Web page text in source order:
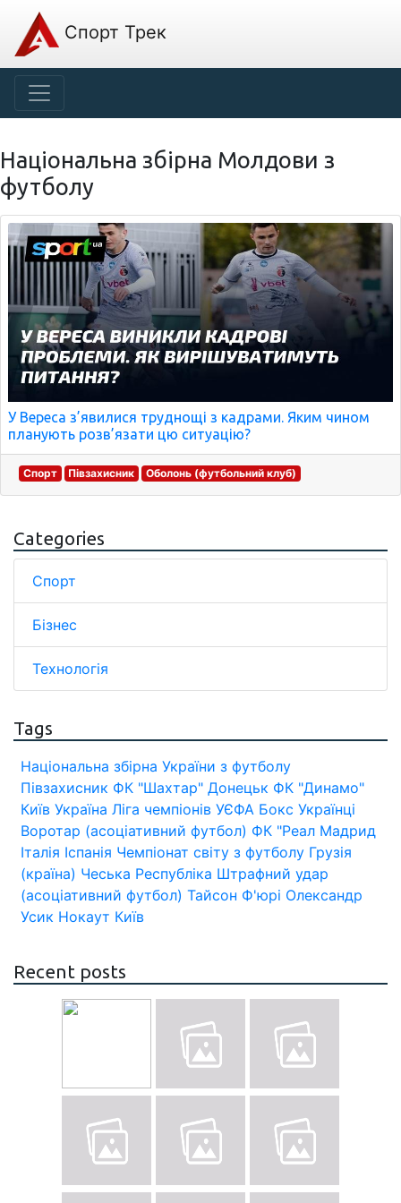
Спорт Трек
Національна збірна Молдови з
футболу
У Вереса з’явилися труднощі з кадрами. Яким чином
планують розв’язати цю ситуацію?
Спорт Півзахисник Оболонь (футбольний клуб)
Categories
Спорт
Бізнес
Технологія
Tags
Національна збірна України з футболу
Півзахисник ФК "Шахтар" Донецьк ФК "Динамо"
Київ Україна Ліга чемпіонів УЄФА Бокс Українці
Воротар (асоціативний футбол) ФК "Реал Мадрид
Італія Іспанія Чемпіонат світу з футболу Грузія
(країна) Чеська Республіка Штрафний удар
(асоціативний футбол) Тайсон Ф'юрі Олександр
Усик Нокаут Київ
Recent posts